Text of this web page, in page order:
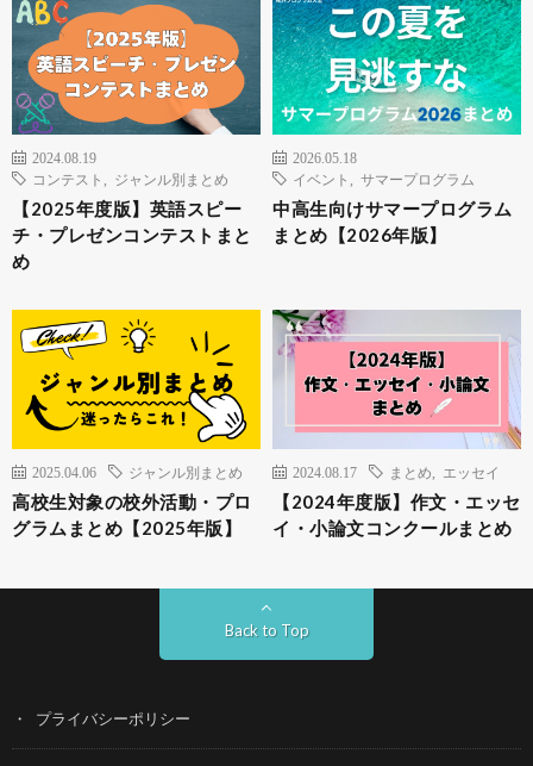
2024.08.19
コンテスト
ジャンル別まとめ
【2025年度版】英語スピー
チ・プレゼンコンテストまと
め
2026.05.18
イベント
サマープログラム
中高生向けサマープログラム
まとめ【2026年版】
2025.04.06 ジャンル別まとめ
高校生対象の校外活動・プロ
グラムまとめ【2025年版】
2024.08.17 まとめ エッセイ
【2024年度版】作文・エッセ
イ・小論文コンクールまとめ
Back to Top
プライバシーポリシー